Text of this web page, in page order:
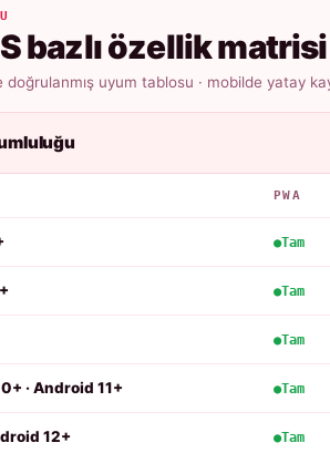
bazlı özellik matrisi
uyum tablosu · mobilde yatay
PWA
Tam
Tam
Tam
· Android 11+ Tam
12+ Tam